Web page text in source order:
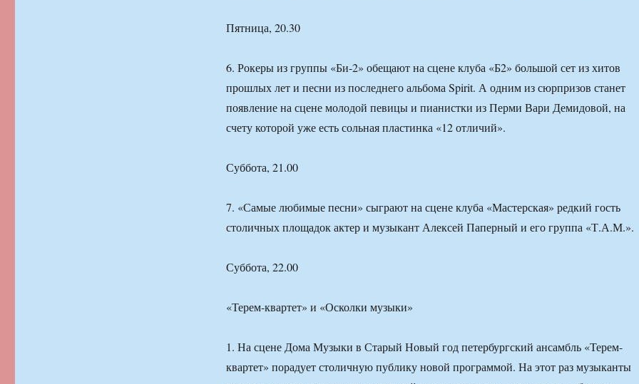
Пятница, 20.30
6. Рокеры из группы «Би-2» обещают на сцене клуба «Б2» большой сет из хитов
прошлых лет и песни из последнего альбома Spirit. А одним из сюрпризов станет
появление на сцене молодой певицы и пианистки из Перми Вари Демидовой, на
счету которой уже есть сольная пластинка «12 отличий».
Суббота, 21.00
7. «Самые любимые песни» сыграют на сцене клуба «Мастерская» редкий гость
столичных площадок актер и музыкант Алексей Паперный и его группа «Т.А.М.».
Суббота, 22.00
«Терем-квартет» и «Осколки музыки»
1. На сцене Дома Музыки в Старый Новый год петербургский ансамбль «Терем-
квартет» порадует столичную публику новой программой. На этот раз музыканты